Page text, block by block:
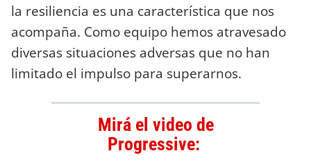
la resiliencia es una característica que nos
acompaña. Como equipo hemos atravesado
diversas situaciones adversas que no han
limitado el impulso para superarnos.
Mirá el video de
Progressive: